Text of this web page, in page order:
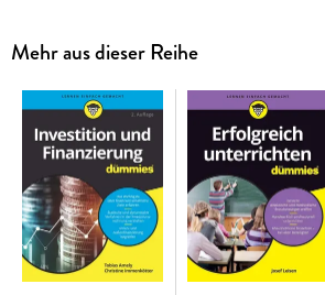
Mehr aus dieser Reihe